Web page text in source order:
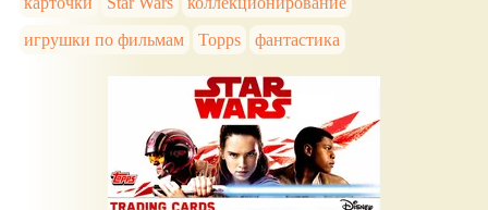
игрушки по фильмам
Topps фантастика